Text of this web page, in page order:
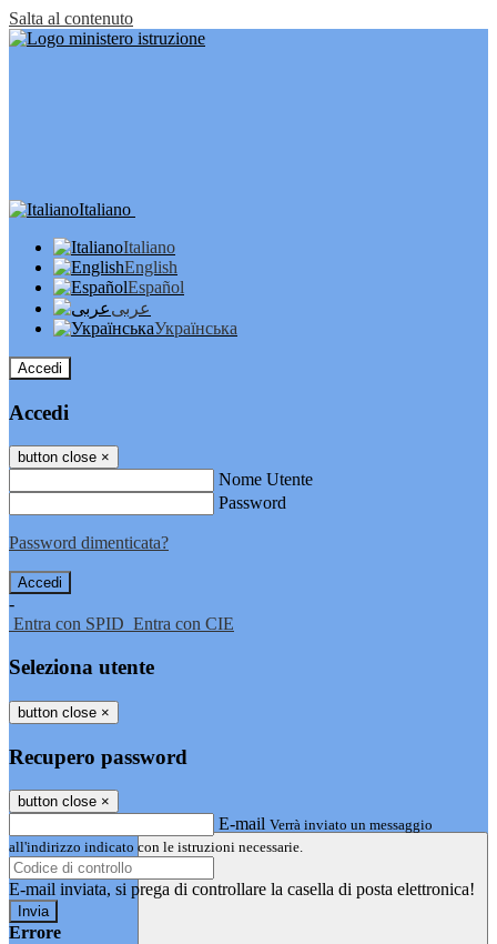
Salta al contenuto
Italiano
Italiano
English
Español
عربى
Українська
Accedi
Accedi
button close ×
Nome Utente
Password
Password dimenticata?
-
Entra con SPID Entra con CIE
Seleziona utente
button close ×
Recupero password
button close ×
E-mail Verrà inviato un messaggio
all'indirizzo indicato con le istruzioni necessarie.
E-mail inviata, si prega di controllare la casella di posta elettronica!
Errore